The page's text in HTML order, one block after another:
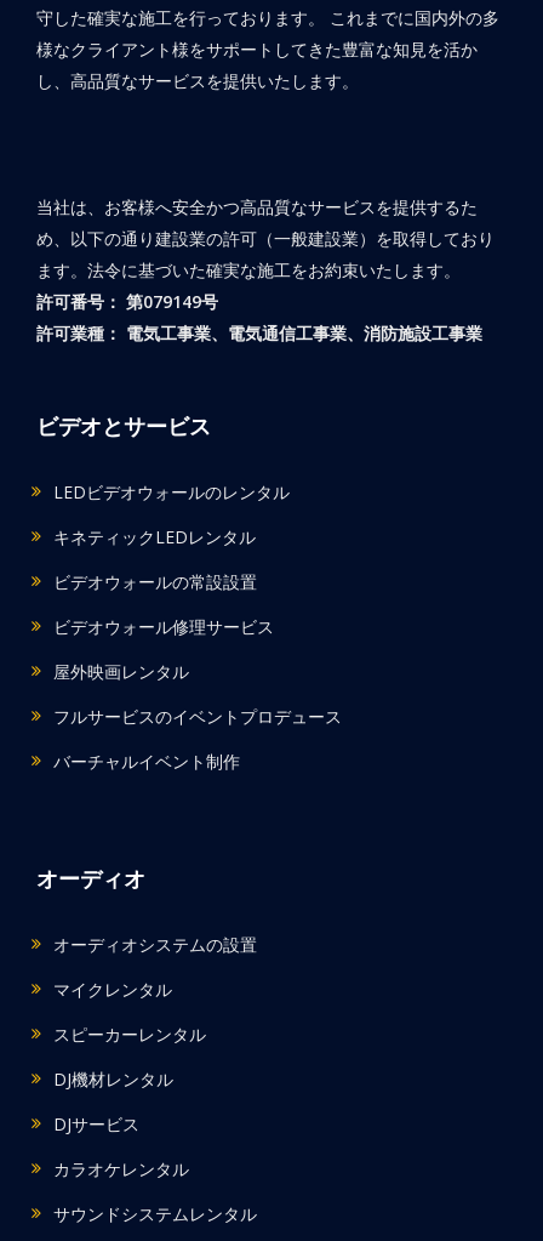
守した確実な施工を行っております。 これまでに国内外の多
様なクライアント様をサポートしてきた豊富な知見を活か
し、高品質なサービスを提供いたします。
当社は、お客様へ安全かつ高品質なサービスを提供するた
め、以下の通り建設業の許可（一般建設業）を取得しており
ます。法令に基づいた確実な施工をお約束いたします。
許可番号： 第079149号
許可業種： 電気工事業、電気通信工事業、消防施設工事業
ビデオとサービス
LEDビデオウォールのレンタル
キネティックLEDレンタル
ビデオウォールの常設設置
ビデオウォール修理サービス
屋外映画レンタル
フルサービスのイベントプロデュース
バーチャルイベント制作
オーディオ
オーディオシステムの設置
マイクレンタル
スピーカーレンタル
DJ機材レンタル
DJサービス
カラオケレンタル
サウンドシステムレンタル